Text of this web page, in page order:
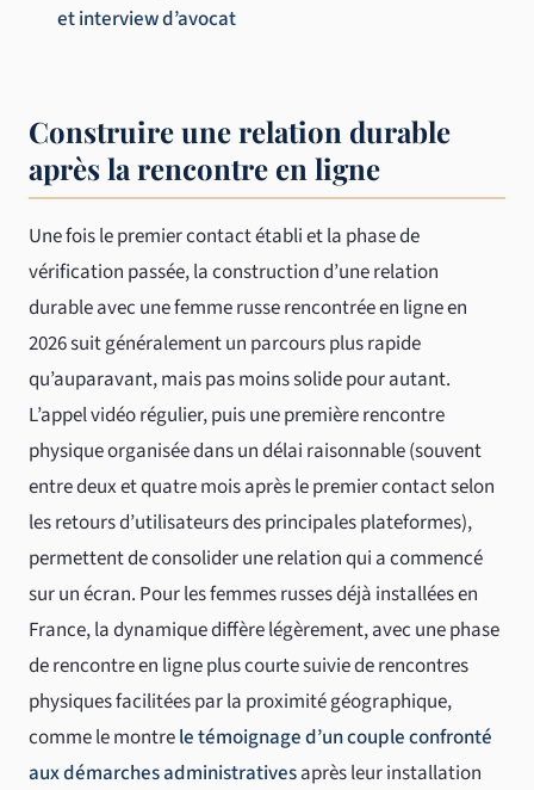
et interview d’avocat
Construire une relation durable
après la rencontre en ligne
Une fois le premier contact établi et la phase de
vérification passée, la construction d’une relation
durable avec une femme russe rencontrée en ligne en
2026 suit généralement un parcours plus rapide
qu’auparavant, mais pas moins solide pour autant.
L’appel vidéo régulier, puis une première rencontre
physique organisée dans un délai raisonnable (souvent
entre deux et quatre mois après le premier contact selon
les retours d’utilisateurs des principales plateformes),
permettent de consolider une relation qui a commencé
sur un écran. Pour les femmes russes déjà installées en
France, la dynamique diffère légèrement, avec une phase
de rencontre en ligne plus courte suivie de rencontres
physiques facilitées par la proximité géographique,
comme le montrele témoignage d’un couple confronté
aux démarches administrativesaprès leur installation